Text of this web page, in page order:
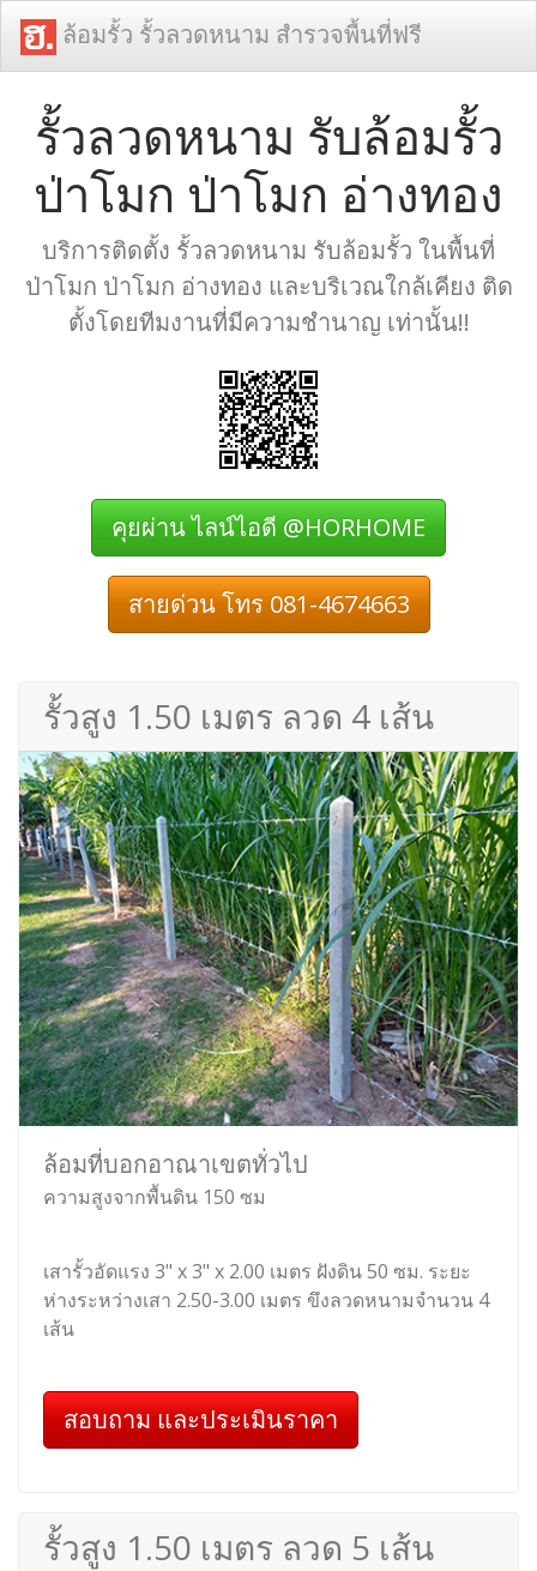
ล้อมรั้ว รั้วลวดหนาม สำรวจพื้นที่ฟรี
รั้วลวดหนาม รับล้อมรั้ว
ป่าโมก ป่าโมก อ่างทอง
บริการติดตั้ง รั้วลวดหนาม รับล้อมรั้ว ในพื้นที่
ป่าโมก ป่าโมก อ่างทอง และบริเวณใกล้เคียง ติด
ตั้งโดยทีมงานที่มีความชำนาญ เท่านั้น!!
คุยผ่าน ไลน์ไอดี @HORHOME
สายด่วน โทร 081-4674663
รั้วสูง 1.50 เมตร ลวด 4 เส้น
ล้อมที่บอกอาณาเขตทั่วไป
ความสูงจากพื้นดิน 150 ซม
เสารั้วอัดแรง 3" x 3" x 2.00 เมตร ฝังดิน 50 ซม. ระยะ
ห่างระหว่างเสา 2.50-3.00 เมตร ขึงลวดหนามจำนวน 4
เส้น
สอบถาม และประเมินราคา
รั้วสูง 1.50 เมตร ลวด 5 เส้น